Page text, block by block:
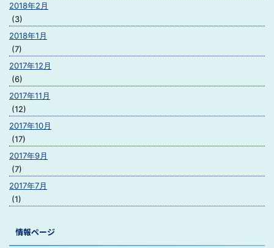
2018年2月
(3)
2018年1月
(7)
2017年12月
(6)
2017年11月
(12)
2017年10月
(17)
2017年9月
(7)
2017年7月
(1)
情報ページ